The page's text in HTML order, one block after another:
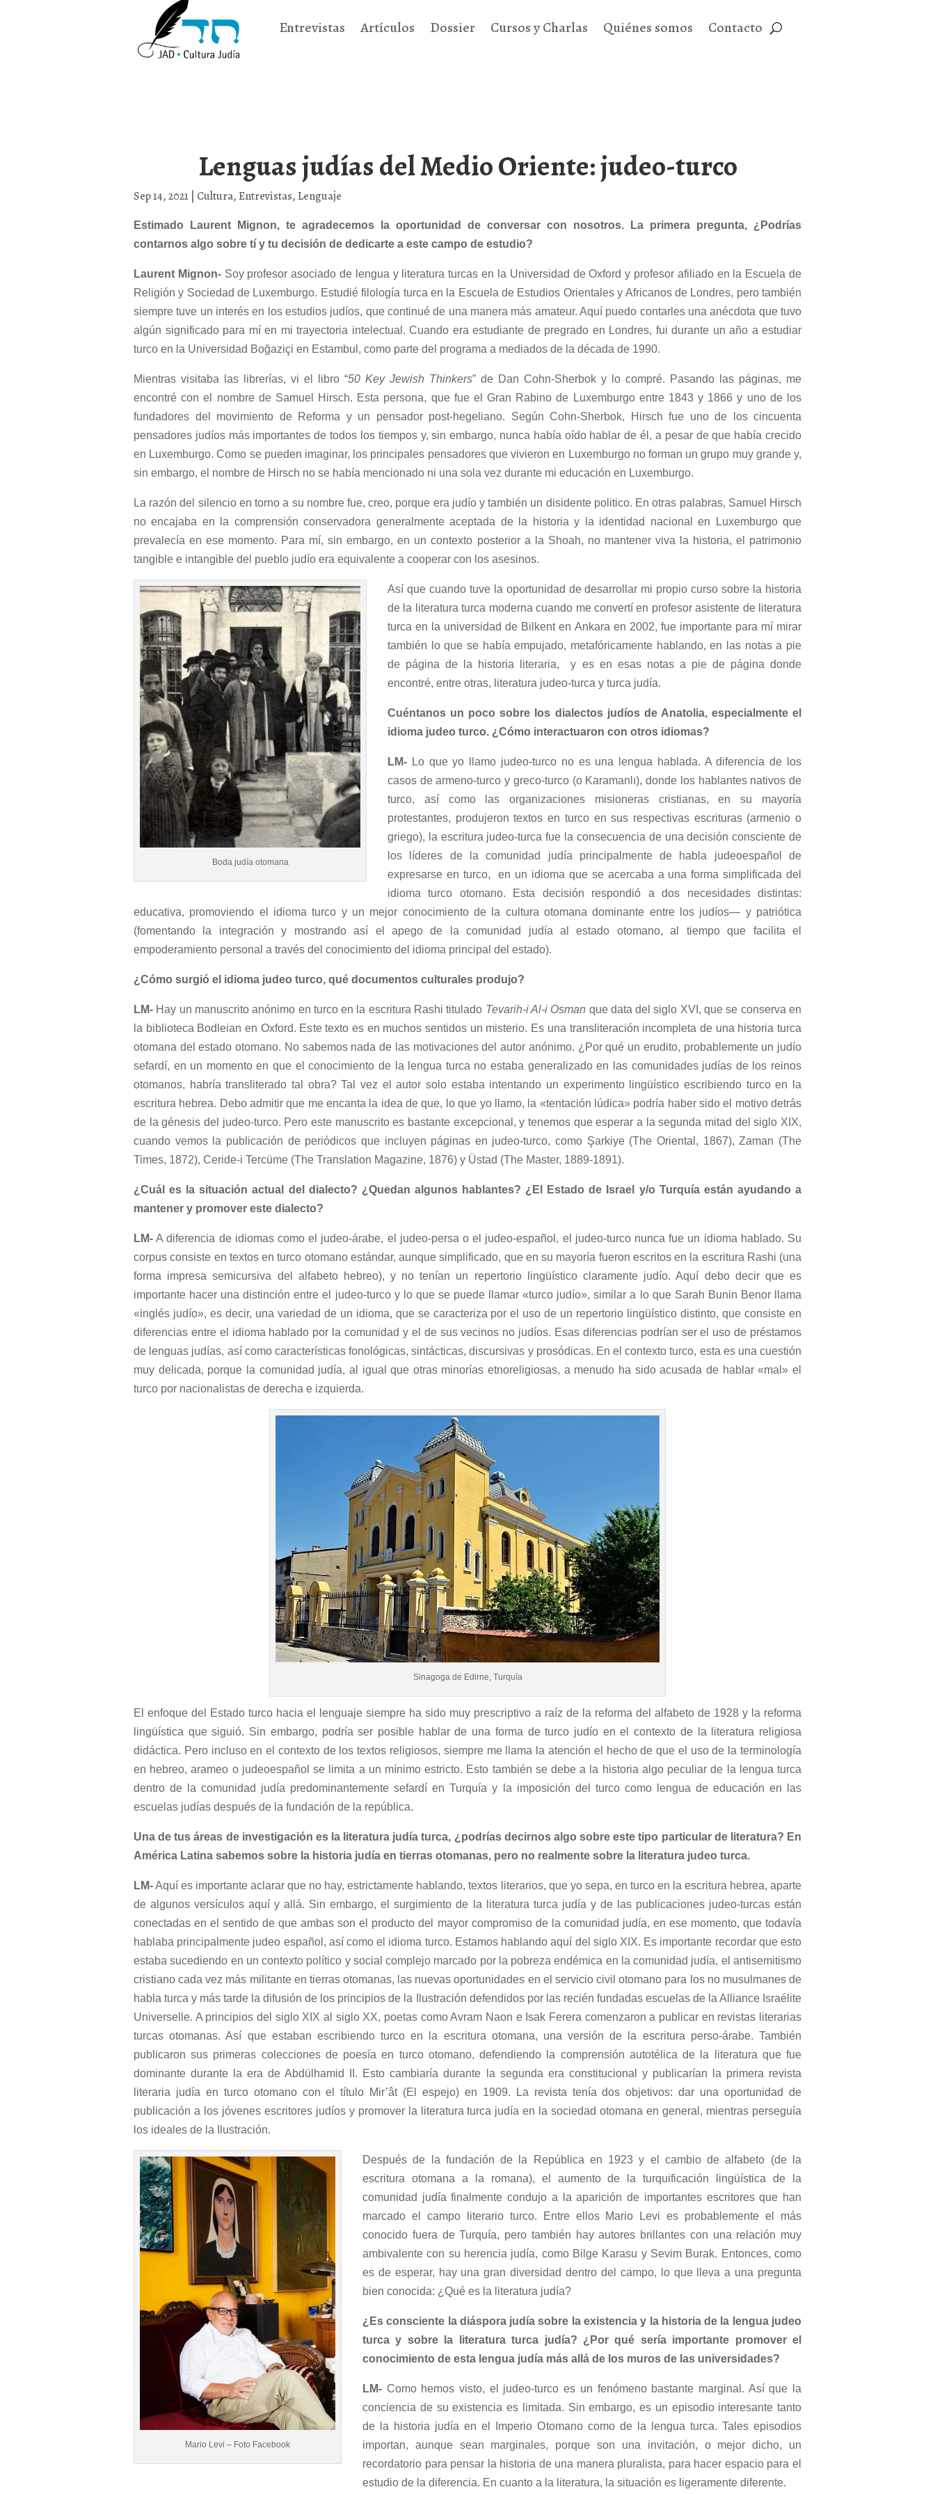
Entrevistas Artículos Dossier Cursos y Charlas Quiénes somos Contacto
Lenguas judías del Medio Oriente: judeo-turco
Sep 14, 2021 Cultura,Entrevistas, Lenguaje
Estimado Laurent Mignon, te agradecemos la oportunidad de conversar con nosotros.
La primera pregunta, ¿Podrías
contarnos algo sobre tí y tu decisión de dedicarte a este campo de estudio?
Laurent Mignon- Soy profesor asociado de lengua y literatura turcas en la Universidad de Oxford y profesor afiliado en la Escuela de
Religión y Sociedad de Luxemburgo. Estudié filología turca en la Escuela de Estudios Orientales y Africanos de Londres, pero también
siempre tuve un interés en los estudios judíos, que continué de una manera más amateur. Aquí puedo contarles una anécdota que tuvo
algún significado para mí en mi trayectoria intelectual. Cuando era estudiante de pregrado en Londres, fui durante un año a estudiar
turco en la Universidad Boğaziçi en Estambul, como parte del programa a mediados de la década de 1990.
Mientras visitaba las librerías, vi el libro “50 Key Jewish Thinkers” de Dan Cohn-Sherbok y lo compré. Pasando las páginas, me
encontré con el nombre de Samuel Hirsch. Esta persona, que fue el Gran Rabino de Luxemburgo entre 1843 y 1866 y uno de los
fundadores del movimiento de Reforma y un pensador post-hegeliano. Según Cohn-Sherbok, Hirsch fue uno de los cincuenta
pensadores judíos más importantes de todos los tiempos y, sin embargo, nunca había oído hablar de él, a pesar de que había crecido
en Luxemburgo. Como se pueden imaginar, los principales pensadores que vivieron en Luxemburgo no forman un grupo muy grande y,
sin embargo, el nombre de Hirsch no se había mencionado ni una sola vez durante mi educación en Luxemburgo.
La razón del silencio en torno a su nombre fue, creo, porque era judío y también un disidente politico. En otras palabras, Samuel Hirsch
no encajaba en la comprensión conservadora generalmente aceptada de la historia y la identidad nacional en Luxemburgo que
prevalecía en ese momento. Para mí, sin embargo, en un contexto posterior a la Shoah, no mantener viva la historia, el patrimonio
tangible e intangible del pueblo judío era equivalente a cooperar con los asesinos.
Boda judía otomana
Así que cuando tuve la oportunidad de desarrollar mi propio curso sobre la historia
de la literatura turca moderna cuando me convertí en profesor asistente de literatura
turca en la universidad de Bilkent en Ankara en 2002, fue importante para mí mirar
también lo que se había empujado, metafóricamente hablando, en las notas a pie
de página de la historia literaria, y es en esas notas a pie de página donde
encontré, entre otras, literatura judeo-turca y turca judía.
Cuéntanos un poco sobre los dialectos judíos de Anatolia, especialmente el
idioma judeo turco. ¿Cómo interactuaron con otros idiomas?
LM- Lo que yo llamo judeo-turco no es una lengua hablada. A diferencia de los
casos de armeno-turco y greco-turco (o Karamanlı), donde los hablantes nativos de
turco, así como las organizaciones misioneras cristianas, en su mayoría
protestantes, produjeron textos en turco en sus respectivas escrituras (armenio o
griego), la escritura judeo-turca fue la consecuencia de una decisión consciente de
los líderes de la comunidad judía principalmente de habla judeoespañol de
expresarse en turco, en un idioma que se acercaba a una forma simplificada del
idioma turco otomano. Esta decisión respondió a dos necesidades distintas:
educativa, promoviendo el idioma turco y un mejor conocimiento de la cultura otomana dominante entre los judíos— y patriótica
(fomentando la integración y mostrando así el apego de la comunidad judía al estado otomano, al tiempo que facilita el
empoderamiento personal a través del conocimiento del idioma principal del estado).
¿Cómo surgió el idioma judeo turco, qué documentos culturales produjo?
LM- Hay un manuscrito anónimo en turco en la escritura Rashi titulado Tevarih-i Al-i Osman que data del siglo XVI, que se conserva en
la biblioteca Bodleian en Oxford. Este texto es en muchos sentidos un misterio. Es una transliteración incompleta de una historia turca
otomana del estado otomano. No sabemos nada de las motivaciones del autor anónimo. ¿Por qué un erudito, probablemente un judío
sefardí, en un momento en que el conocimiento de la lengua turca no estaba generalizado en las comunidades judías de los reinos
otomanos, habría transliterado tal obra? Tal vez el autor solo estaba intentando un experimento lingüístico escribiendo turco en la
escritura hebrea. Debo admitir que me encanta la idea de que, lo que yo llamo, la «tentación lúdica» podría haber sido el motivo detrás
de la génesis del judeo-turco. Pero este manuscrito es bastante excepcional, y tenemos que esperar a la segunda mitad del siglo XIX,
cuando vemos la publicación de periódicos que incluyen páginas en judeo-turco, como Şarkiye (The Oriental, 1867), Zaman (The
Times, 1872), Ceride-i Tercüme (The Translation Magazine, 1876) y Üstad (The Master, 1889-1891).
¿Cuál es la situación actual del dialecto? ¿Quedan algunos hablantes? ¿El Estado de Israel y/o Turquía están ayudando a
mantener y promover este dialecto?
LM- A diferencia de idiomas como el judeo-árabe, el judeo-persa o el judeo-español, el judeo-turco nunca fue un idioma hablado. Su
corpus consiste en textos en turco otomano estándar, aunque simplificado, que en su mayoría fueron escritos en la escritura Rashi (una
forma impresa semicursiva del alfabeto hebreo), y no tenían un repertorio lingüístico claramente judío. Aquí debo decir que es
importante hacer una distinción entre el judeo-turco y lo que se puede llamar «turco judío», similar a lo que Sarah Bunin Benor llama
«inglés judío», es decir, una variedad de un idioma, que se caracteriza por el uso de un repertorio lingüístico distinto, que consiste en
diferencias entre el idioma hablado por la comunidad y el de sus vecinos no judíos. Esas diferencias podrían ser el uso de préstamos
de lenguas judías, así como características fonológicas, sintácticas, discursivas y prosódicas. En el contexto turco, esta es una cuestión
muy delicada, porque la comunidad judía, al igual que otras minorías etnoreligiosas, a menudo ha sido acusada de hablar «mal» el
turco por nacionalistas de derecha e izquierda.
Sinagoga de Edirne, Turquía
El enfoque del Estado turco hacia el lenguaje siempre ha sido muy prescriptivo a raíz de la reforma del alfabeto de 1928 y la reforma
lingüística que siguió. Sin embargo, podría ser posible hablar de una forma de turco judío en el contexto de la literatura religiosa
didáctica. Pero incluso en el contexto de los textos religiosos, siempre me llama la atención el hecho de que el uso de la terminología
en hebreo, arameo o judeoespañol se limita a un mínimo estricto. Esto también se debe a la historia algo peculiar de la lengua turca
dentro de la comunidad judía predominantemente sefardí en Turquía y la imposición del turco como lengua de educación en las
escuelas judías después de la fundación de la república.
Una de tus áreas de investigación es la literatura judía turca, ¿podrías decirnos algo sobre este tipo particular de literatura? En
América Latina sabemos sobre la historia judía en tierras otomanas, pero no realmente sobre la literatura judeo turca.
LM-Aquí es importante aclarar que no hay, estrictamente hablando, textos literarios, que yo sepa, en turco en la escritura hebrea, aparte
de algunos versículos aquí y allá. Sin embargo, el surgimiento de la literatura turca judía y de las publicaciones judeo-turcas están
conectadas en el sentido de que ambas son el producto del mayor compromiso de la comunidad judía, en ese momento, que todavía
hablaba principalmente judeo español, así como el idioma turco. Estamos hablando aquí del siglo XIX. Es importante recordar que esto
estaba sucediendo en un contexto político y social complejo marcado por la pobreza endémica en la comunidad judía, el antisemitismo
cristiano cada vez más militante en tierras otomanas, las nuevas oportunidades en el servicio civil otomano para los no musulmanes de
habla turca y más tarde la difusión de los principios de la Ilustración defendidos por las recién fundadas escuelas de la Alliance Israélite
Universelle. A principios del siglo XIX al siglo XX, poetas como Avram Naon e Isak Ferera comenzaron a publicar en revistas literarias
turcas otomanas. Así que estaban escribiendo turco en la escritura otomana, una versión de la escritura perso-árabe. También
publicaron sus primeras colecciones de poesía en turco otomano, defendiendo la comprensión autotélica de la literatura que fue
dominante durante la era de Abdülhamid II. Esto cambiaría durante la segunda era constitucional y publicarían la primera revista
literaria judía en turco otomano con el título Mir’ât (El espejo) en 1909. La revista tenía dos objetivos: dar una oportunidad de
publicación a los jóvenes escritores judíos y promover la literatura turca judía en la sociedad otomana en general, mientras perseguía
los ideales de la Ilustración.
Mario Levi – Foto Facebook
Después de la fundación de la República en 1923 y el cambio de alfabeto (de la
escritura otomana a la romana), el aumento de la turquificación lingüística de la
comunidad judía finalmente condujo a la aparición de importantes escritores que han
marcado el campo literario turco. Entre ellos Mario Levi es probablemente el más
conocido fuera de Turquía, pero también hay autores brillantes con una relación muy
ambivalente con su herencia judía, como Bilge Karasu y Sevim Burak. Entonces, como
es de esperar, hay una gran diversidad dentro del campo, lo que lleva a una pregunta
bien conocida: ¿Qué es la literatura judía?
¿Es consciente la diáspora judía sobre la existencia y la historia de la lengua judeo
turca y sobre la literatura turca judía? ¿Por qué sería importante promover el
conocimiento de esta lengua judía más allá de los muros de las universidades?
LM- Como hemos visto, el judeo-turco es un fenómeno bastante marginal. Así que la
conciencia de su existencia es limitada. Sin embargo, es un episodio interesante tanto
de la historia judía en el Imperio Otomano como de la lengua turca. Tales episodios
importan, aunque sean marginales, porque son una invitación, o mejor dicho, un
recordatorio para pensar la historia de una manera pluralista, para hacer espacio para el
estudio de la diferencia. En cuanto a la literatura, la situación es ligeramente diferente.